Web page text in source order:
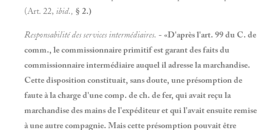
(Art. 22, ibid., § 2.)
Responsabilité des services intermédiaires. - «D'après l'art. 99 du C. de
comm., le commissionnaire primitif est garant des faits du
commissionnaire intermédiaire auquel il adresse la marchandise.
Cette disposition constituait, sans doute, une présomption de
faute à la charge d'une comp. de ch. de fer, qui avait reçu la
marchandise des mains de l'expéditeur et qui l'avait ensuite remise
à une autre compagnie. Mais cette présomption pouvait être